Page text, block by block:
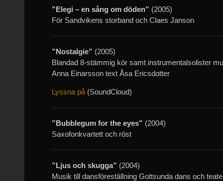
”Elegi – en sång om döden” (2005)
För Sandvikens storband och Claes Janson
”Nostalgie” (2005)
Blandad 8-stämmig kör samt instrumentalsolister
Anna Einarsson text Åsa Ericsdotter
Lyssna på (SoundCloud)
”Bubblegum for the eyes” (2004)
Saxofonkvartett och röst
”Ljus och skugga” (2004)
Musik till dansföreställning Gottsunda dans och